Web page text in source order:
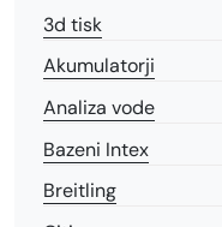
3d tisk
Akumulatorji
Analiza vode
Bazeni Intex
Breitling